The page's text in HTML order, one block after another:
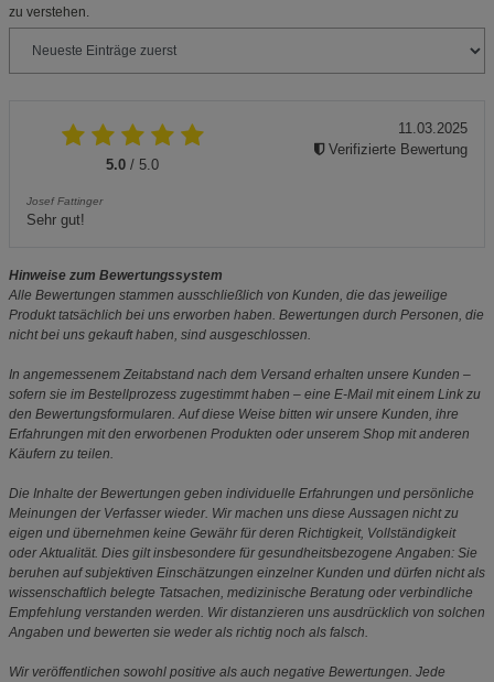
zu verstehen.
5.0 / 5.0
Josef Fattinger
Sehr gut!
11.03.2025
Verifizierte Bewertung
Hinweise zum Bewertungssystem
Alle Bewertungen stammen ausschließlich von Kunden, die das jeweilige
Produkt tatsächlich bei uns erworben haben. Bewertungen durch Personen, die
nicht bei uns gekauft haben, sind ausgeschlossen.
In angemessenem Zeitabstand nach dem Versand erhalten unsere Kunden –
sofern sie im Bestellprozess zugestimmt haben – eine E-Mail mit einem Link zu
den Bewertungsformularen. Auf diese Weise bitten wir unsere Kunden, ihre
Erfahrungen mit den erworbenen Produkten oder unserem Shop mit anderen
Käufern zu teilen.
Die Inhalte der Bewertungen geben individuelle Erfahrungen und persönliche
Meinungen der Verfasser wieder. Wir machen uns diese Aussagen nicht zu
eigen und übernehmen keine Gewähr für deren Richtigkeit, Vollständigkeit
oder Aktualität. Dies gilt insbesondere für gesundheitsbezogene Angaben: Sie
beruhen auf subjektiven Einschätzungen einzelner Kunden und dürfen nicht als
wissenschaftlich belegte Tatsachen, medizinische Beratung oder verbindliche
Empfehlung verstanden werden. Wir distanzieren uns ausdrücklich von solchen
Angaben und bewerten sie weder als richtig noch als falsch.
Wir veröffentlichen sowohl positive als auch negative Bewertungen. Jede